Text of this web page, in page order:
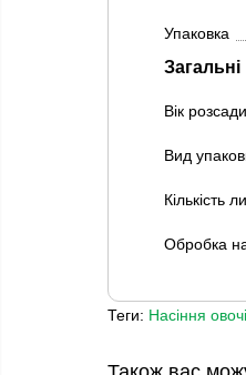
Упаковка
Загальні
Вік розсади
Вид
Кількість
Обробка
Теги: Насіння